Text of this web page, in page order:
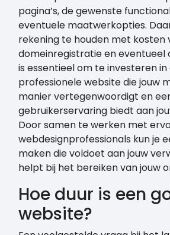
pagina’s, de gewenste
eventuele maatwerkopties.
rekening te houden met kosten
domeinregistratie en eventueel
is essentieel om te investeren in
professionele website die jouw
manier vertegenwoordigt en
gebruikerservaring biedt aan
Door samen te werken met
webdesignprofessionals kun je
maken die voldoet aan jouw
helpt bij het bereiken van jouw
Hoe duur is een
website?